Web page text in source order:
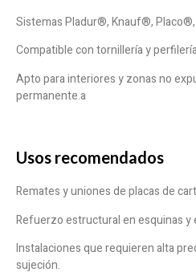
Sistemas Pladur®, Knauf®,
Compatible con tornillería y
Apto para interiores y zonas no
permanente.a
Usos recomendados
Remates y uniones de placas de
Refuerzo estructural en esquinas y
Instalaciones que requieren alta
sujeción.